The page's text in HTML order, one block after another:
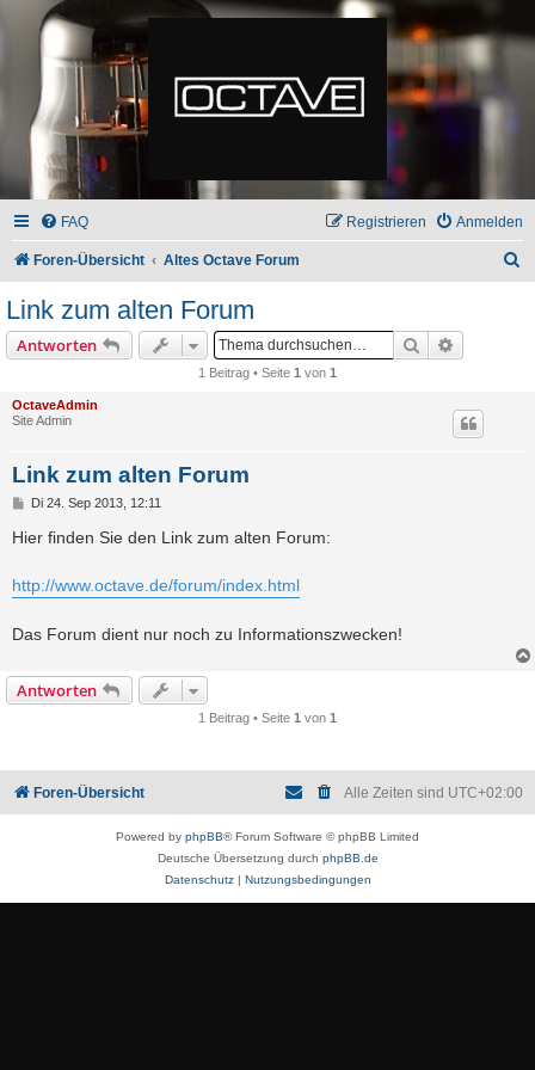
FAQ Anmelden
Registrieren
Foren-Übersicht Altes Octave Forum
Link zum alten Forum
Antworten Suche
1 Beitrag • Seite 1 von 1
OctaveAdmin
Site Admin
Link zum alten Forum
B
i
t
a
g
Di 24. Sep 2013, 12:11
Hier finden Sie den Link zum alten Forum:
http://www.octave.de/forum/index.html
Das Forum dient nur noch zu Informationszwecken!
Antworten
1 Beitrag • Seite 1 von 1
Foren-Übersicht Alle Zeiten sind UTC+02:00
Powered by phpBB® Forum Software © phpBB Limited
Deutsche Übersetzung durch phpBB.de
Datenschutz| Nutzungsbedingungen